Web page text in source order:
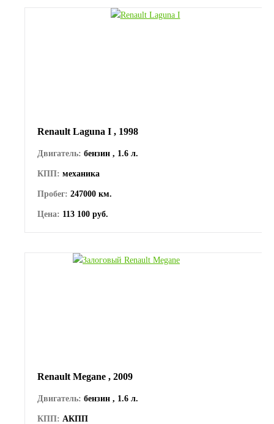
Renault Laguna I , 1998
Двигатель: бензин , 1.6 л.
КПП: механика
Пробег: 247000 км.
Цена: 113 100 руб.
Renault Megane , 2009
Двигатель: бензин , 1.6 л.
КПП: АКПП